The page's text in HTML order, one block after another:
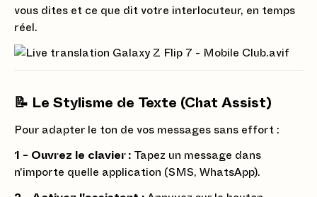
vous dites et ce que dit votre interlocuteur, en temps
réel.
📝 Le Stylisme de Texte (Chat Assist)
Pour adapter le ton de vos messages sans effort :
1 - Ouvrez le clavier : Tapez un message dans
n'importe quelle application (SMS, WhatsApp).